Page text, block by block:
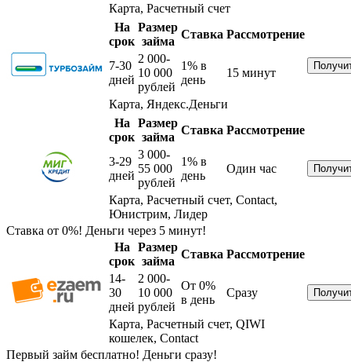
Карта, Расчетный счет
На
срок
Размер
займа
Ставка Рассмотрение
7-30
дней
2 000-
10 000
рублей
1% в
день
15 минут
Карта, Яндекс.Деньги
На
срок
Размер
займа
Ставка Рассмотрение
3-29
дней
3 000-
55 000
рублей
1% в
день
Один час
Карта, Расчетный счет, Contact,
Юнистрим, Лидер
Ставка от 0%! Деньги через 5 минут!
На
срок
Размер
займа
Ставка Рассмотрение
14-
30
дней
2 000-
10 000
рублей
От 0%
в день
Сразу
Карта, Расчетный счет, QIWI
кошелек, Contact
Первый займ бесплатно! Деньги сразу!